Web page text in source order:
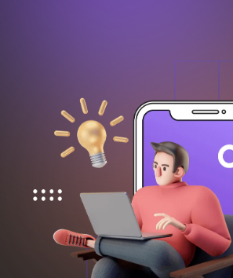
*Все иностранные термины и названия сервисов вы можете
найти с расшифровкой внизу страницы.
БЕСПЛАТНЫЕ